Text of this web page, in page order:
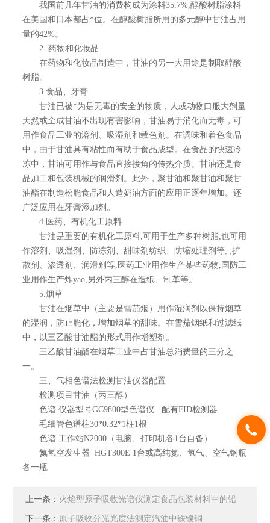
我国前几年甘油的消费构成为涂料35.7%,醇酸树脂涂料
在美国和日本都占*位。在醇酸树脂所用的多元醇中甘油占用
量的42%。
2. 药物和化妆品
在药物和化妆品制造中，甘油的另一大用途是制取醇酸
树脂。
3.食品、牙膏
甘油已被*为是无毒的安全的物质，人或动物口服大剂量
天然或全成甘油不出现有害影响，甘油易于消化而无毒，可
用作食品工业的溶剂、吸湿剂和载色剂。在调味和着色食品
中，由于甘油具有粘性而有助于食品成型。在食品的快速冷
冻中，甘油可用作与食品直接接角的传热介质。甘油还是食
品加工和包装机械的润滑剂。此外，聚甘油和聚甘油和聚甘
油酯在制造松脆食品和人造奶油方面的应用正逐年增加。还
广泛应用在牙膏添加剂。
4.医药、有机化工原料
甘油是重要的有机化工原料,可用于生产多种树脂,也可用
作溶剂、吸湿剂、防冻剂、甜味剂纺织、防缩处理剂等, ,扩
散剂、渗透剂、润滑剂等,医药工业用作生产某些药物,国防工
业用作生产炸yao,另外丙三醇在造纸、制革等。
5.烟草
甘油在烟草中（主要是雪茄烟）用作湿润剂以保持烟草
的湿润，防止脆化，增加烟草的甜味。在雪茄烟纸和过滤纸
中，以三乙酸甘油酯的形式用作增塑剂。
三乙酸甘油酯在烟草工业中占甘油总消费量的三分之
一。
三、气相色谱法检测甘油仪器配置
检测项目甘油（丙三醇）
色谱 仪器型号GC9800型色谱仪 配有FID检测器
毛细管色谱柱30*0.32*1柱1根
色谱 工作站N2000（电脑、打印机各1台自备）
氮氢空发生器 HGT300E 1台或高纯氮、氢气、空气钢瓶
各一瓶
上一条： 火焰型原子吸收光谱仪测定食品包装材料中的铅
下一条： 原子吸收分光光度法测定汽油中铁镍铜